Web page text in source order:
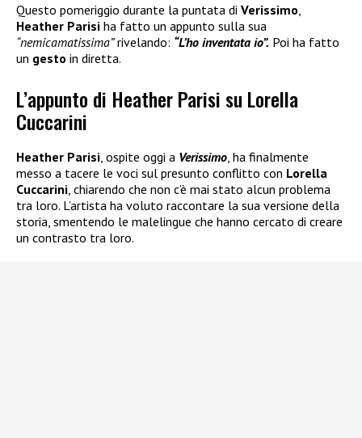
Questo pomeriggio durante la puntata di Verissimo
Heather Parisi ha fatto un appunto sulla sua
“nemicamatissima”rivelando: “L’ho inventata io”. Poi ha fatto
un gesto in diretta.
L’appunto di Heather Parisi su Lorella
Cuccarini
Heather Parisi, ospite oggi a Verissimo, ha finalmente
messo a tacere le voci sul presunto conflitto con Lorella
Cuccarini, chiarendo che non c’è mai stato alcun problema
tra loro. L’artista ha voluto raccontare la sua versione della
storia, smentendo le malelingue che hanno cercato di creare
un contrasto tra loro.